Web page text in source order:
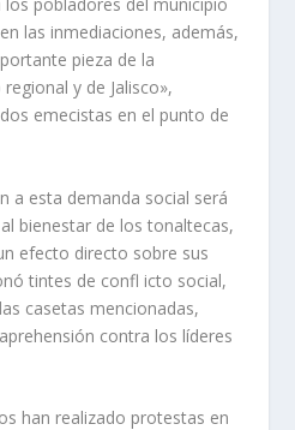
las inmediaciones, además,
pieza de la
y de Jalisco»,
emecistas en el punto de
a esta demanda social será
bienestar de los tonaltecas,
efecto directo sobre sus
tintes de confl icto social,
casetas mencionadas,
contra los líderes
han realizado protestas en